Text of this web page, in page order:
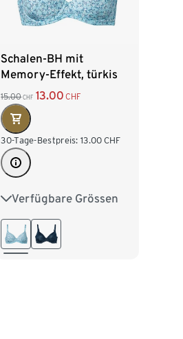
Schalen-BH mit
Memory-Effekt, türkis
15.00 CHF 13.00 CHF
30-Tage-Bestpreis: 13.00 CHF
Verfügbare Grössen
75A 75B 75C
80A 80B